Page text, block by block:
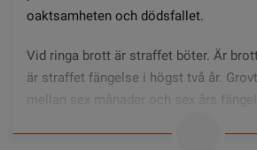
oaktsamheten och dödsfallet.
Vid ringa brott är straffet böter. Är
är straffet fängelse i högst två år.
mellan sex månader och sex års
Det är ovanligt att vårdpersonal